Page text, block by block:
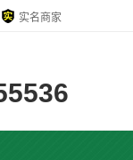
实名商家